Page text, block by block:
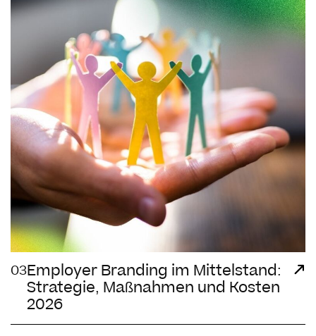
03Employer Branding im Mittelstand:
Strategie, Maßnahmen und Kosten
2026